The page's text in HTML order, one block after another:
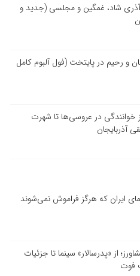
شاد، غمگین و مجلسی (جدید و
و رحیم در پایتخت (فول آلبوم کامل
خوانندگی در عروسی‌ها تا شهرت
آذربایجان
ایران که هرگز فراموش نمی‌شوند
از «پدرسالار» سینما تا جزئیات
فوت